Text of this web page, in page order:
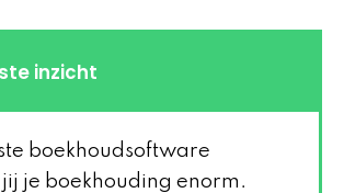
inzicht
boekhoudsoftware
je boekhouding enorm.